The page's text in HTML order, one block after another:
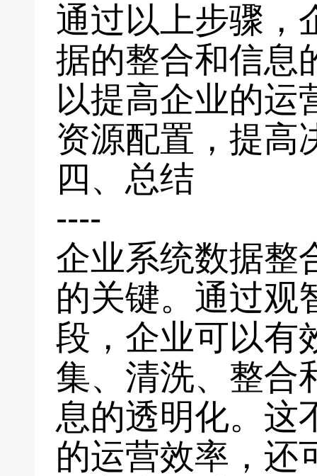
通过以上步骤，
据的整合和信息
以提高企业的运
资源配置，提高
四、总结
----
企业系统数据整
的关键。通过观
段，企业可以有
集、清洗、整合
息的透明化。这
的运营效率，还